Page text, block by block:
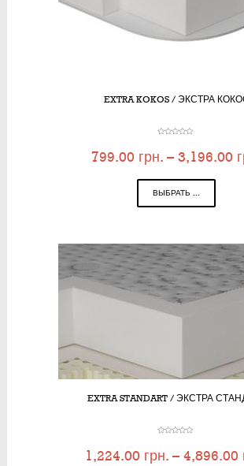
EXTRA KOKOS / ЭКСТРА
799.00 грн.– 3,196.00
ВЫБРАТЬ ...
EXTRA STANDART / ЭКСТРА
1,224.00 грн. – 4,896.00